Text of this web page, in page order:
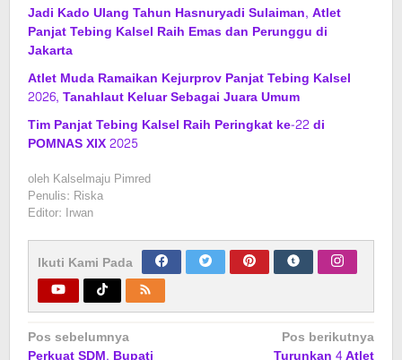
Jadi Kado Ulang Tahun Hasnuryadi Sulaiman, Atlet
Panjat Tebing Kalsel Raih Emas dan Perunggu di
Jakarta
Atlet Muda Ramaikan Kejurprov Panjat Tebing Kalsel
2026, Tanahlaut Keluar Sebagai Juara Umum
Tim Panjat Tebing Kalsel Raih Peringkat ke-22 di
POMNAS XIX 2025
oleh Kalselmaju Pimred
Penulis: Riska
Editor: Irwan
Ikuti Kami Pada
Navigasi
Pos sebelumnya
Pos berikutnya